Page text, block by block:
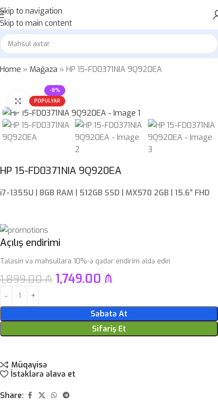
Skip to navigation
Skip to main content
Home » Mağaza » HP 15-FD0371NIA 9Q920EA
-8%
POPULYAR
Böyütmək üçün klikləyin
HP 15-FD0371NIA 9Q920EA
i7-1355U | 8GB RAM | 512GB SSD | MX570 2GB | 15.6″ FHD
Açılış endirimi
Tələsin və məhsullara 10%-ə qədər endirim əldə edin
1,899.00₼ 1,749.00 ₼
Səbətə At
Sifariş Et
Müqayisə
İstəklərə əlavə et
Share: